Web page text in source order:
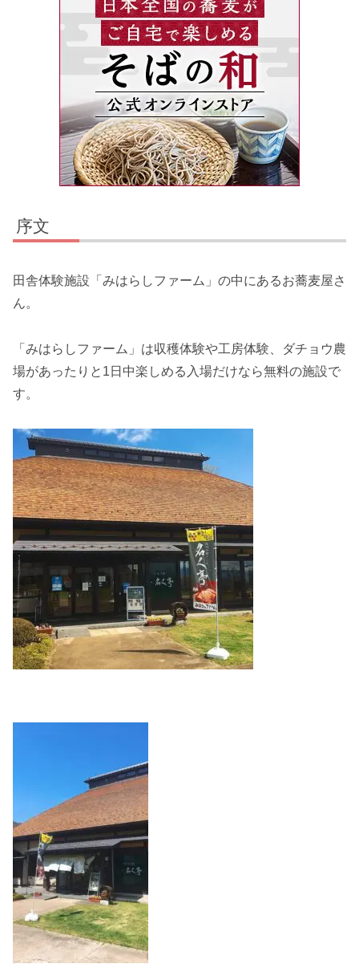
序文
田舎体験施設「みはらしファーム」の中にあるお蕎麦屋さ
ん。
「みはらしファーム」は収穫体験や工房体験、ダチョウ農
場があったりと1日中楽しめる入場だけなら無料の施設で
す。